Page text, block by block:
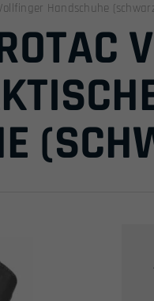
Handschuhe